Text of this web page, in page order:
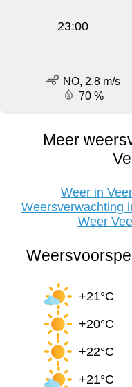
23:00
NO, 2.8 m/s
70 %
Meer
Weer in
Weersverwachting
Weer
+21°C
+20°C
+22°C
+21°C